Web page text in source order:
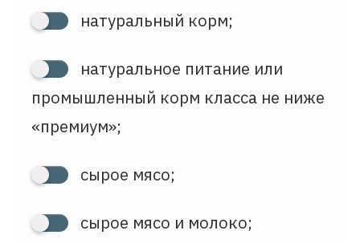
натуральный корм;
натуральное питание или
промышленный корм класса не ниже
«премиум»;
сырое мясо;
сырое мясо и молоко;